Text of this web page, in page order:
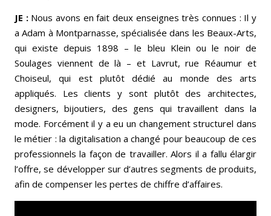
JE :Nous avons en fait deux enseignes très connues : Il y
a Adam à Montparnasse, spécialisée dans les Beaux-Arts,
qui existe depuis 1898 – le bleu Klein ou le noir de
Soulages viennent de là – et Lavrut, rue Réaumur et
Choiseul, qui est plutôt dédié au monde des arts
appliqués. Les clients y sont plutôt des architectes,
designers, bijoutiers, des gens qui travaillent dans la
mode. Forcément il y a eu un changement structurel dans
le métier : la digitalisation a changé pour beaucoup de ces
professionnels la façon de travailler. Alors il a fallu élargir
l’offre, se développer sur d’autres segments de produits,
afin de compenser les pertes de chiffre d’affaires.